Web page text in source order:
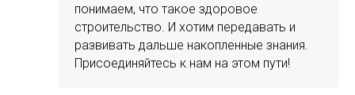
понимаем, что такое здоровое
строительство. И хотим передавать и
развивать дальше накопленные знания.
Присоединяйтесь к нам на этом пути!